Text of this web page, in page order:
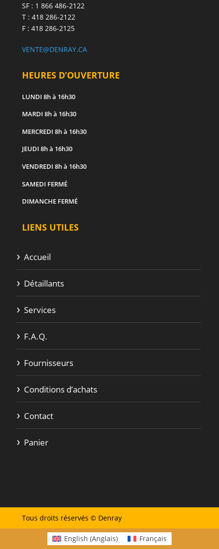
SF : 1 866 486-2122
T : 418 286-2122
F : 418 286-2125
VENTE@DENRAY.CA
HEURES D’OUVERTURE
LUNDI 8h à 16h30
MARDI 8h à 16h30
MERCREDI 8h à 16h30
JEUDI 8h à 16h30
VENDREDI 8h à 16h30
SAMEDI FERMÉ
DIMANCHE FERMÉ
LIENS UTILES
Accueil
Détaillants
Services
F.A.Q.
Fournisseurs
Conditions d’achats
Contact
Panier
Tous droits réservés © Denray
English (Anglais) Français